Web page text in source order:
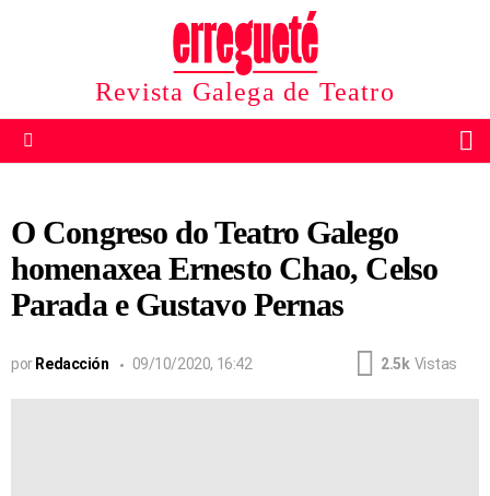
Revista Galega de Teatro
O Congreso do Teatro Galego
homenaxea Ernesto Chao, Celso
Parada e Gustavo Pernas
por Redacción 09/10/2020, 16:42 2.5k Vistas